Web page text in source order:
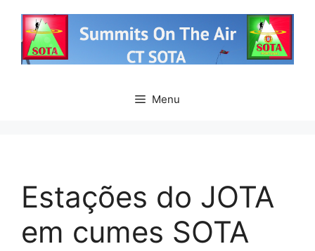
conteúdo
Menu
Estações do JOTA
em cumes SOTA